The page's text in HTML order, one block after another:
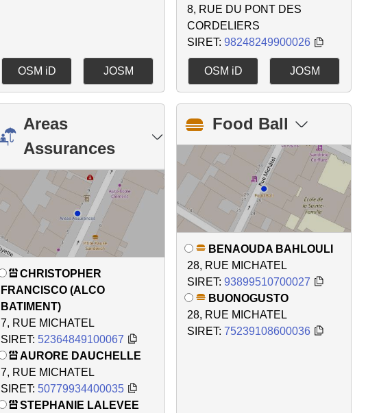
OSM iD JOSM
8, RUE DU PONT DES
CORDELIERS
SIRET: 98248249900026
OSM iD JOSM
Areas
Assurances
CHRISTOPHER
FRANCISCO (ALCO
BATIMENT)
7, RUE MICHATEL
SIRET: 52364849100067
AURORE DAUCHELLE
7, RUE MICHATEL
SIRET: 50779934400035
STEPHANIE LALEVEE
Food Ball
BENAOUDA BAHLOULI
28, RUE MICHATEL
SIRET: 93899510700027
BUONOGUSTO
28, RUE MICHATEL
SIRET: 75239108600036